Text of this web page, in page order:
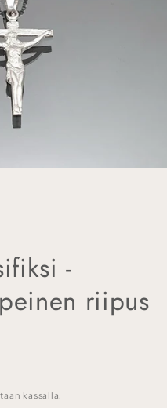
-
riipus
kassalla.